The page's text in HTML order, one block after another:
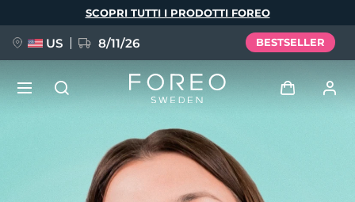
SCOPRI TUTTI I PRODOTTI FOREO
US 8/11/26 BESTSELLER
Profilo utente
BREAKING NEWS